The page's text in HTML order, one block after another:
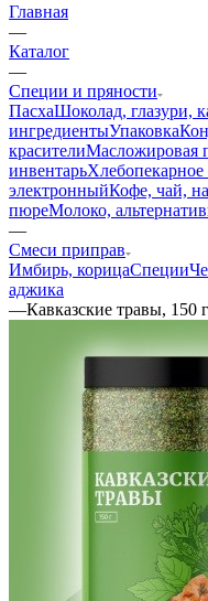
Главная
—
Каталог
—
Специи и пряности
ПасхаШоколад, глазури,
ингредиентыУпаковка
красителиМасложировая
инвентарьХлебопекарное
электронныйКофе, чай,
пюреМолоко,
—
Смеси приправ
Имбирь, корицаСпеции
аджика
—Кавказские травы, 150